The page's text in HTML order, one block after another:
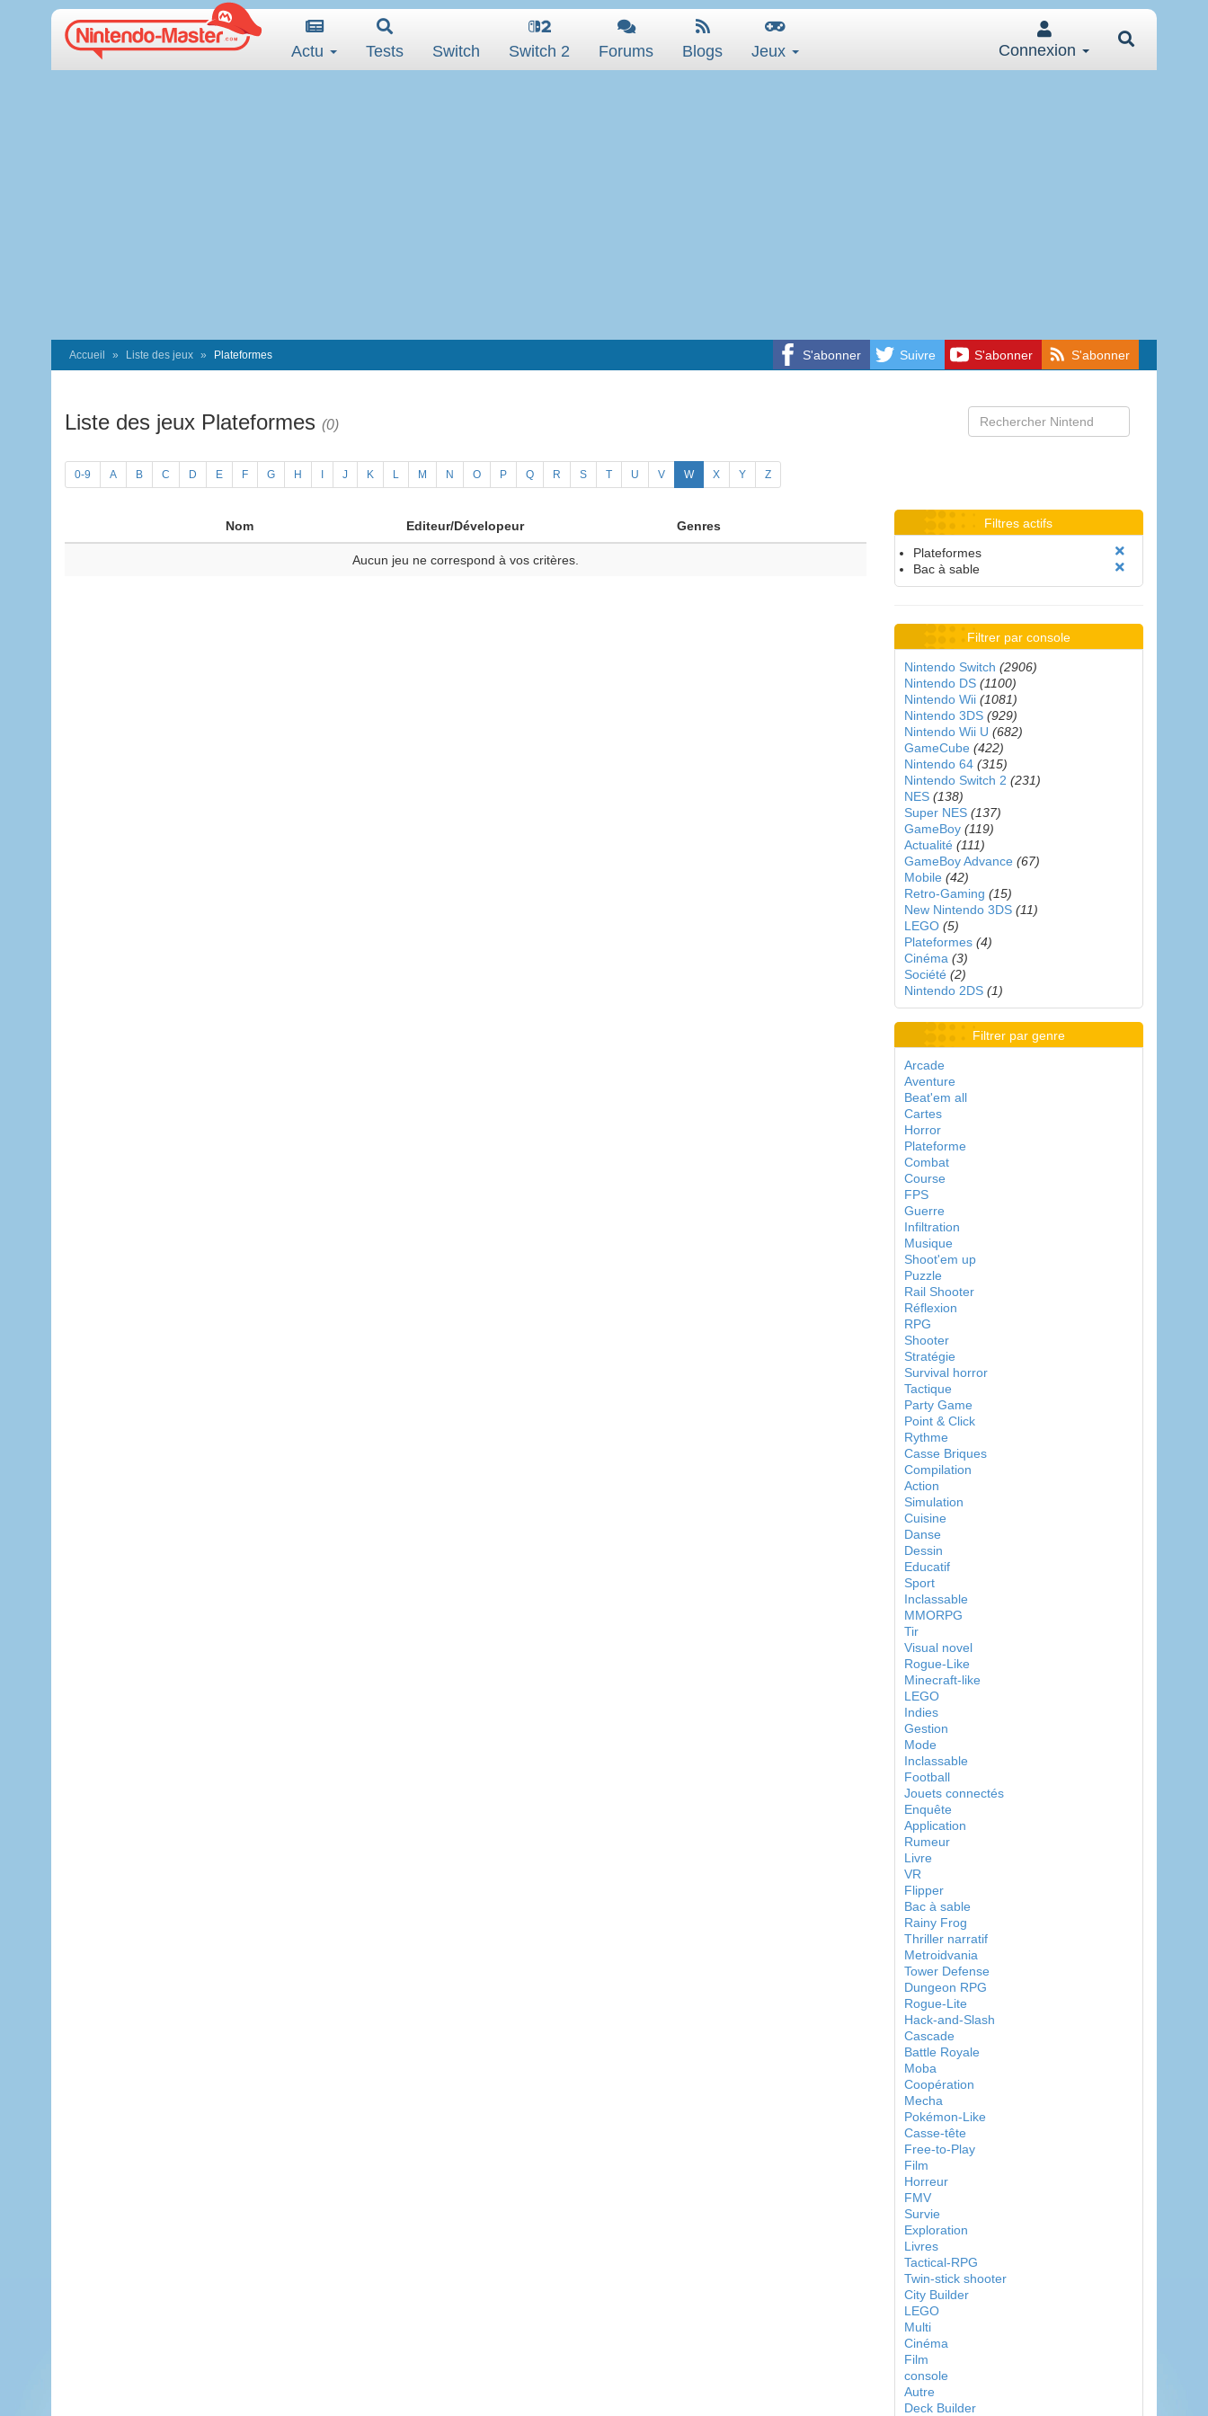
Actu Tests Switch Switch 2 Forums Blogs Jeux Connexion
S'abonner Suivre S'abonner S'abonner
Accueil Liste des jeux Plateformes
Liste des jeux Plateformes (0)
0-9 A B C D E F G H J K L M N O P Q R S T U V W X Y Z
Nom Editeur/Dévelopeur Genres
Aucun jeu ne correspond à vos critères.
Filtres actifs
Plateformes
Bac à sable
Filtrer par console
Nintendo Switch (2906)
Nintendo DS (1100)
Nintendo Wii (1081)
Nintendo 3DS (929)
Nintendo Wii U (682)
GameCube (422)
Nintendo 64 (315)
Nintendo Switch 2 (231)
NES (138)
Super NES (137)
GameBoy (119)
Actualité (111)
GameBoy Advance (67)
Mobile (42)
Retro-Gaming (15)
New Nintendo 3DS (11)
LEGO (5)
Plateformes (4)
Cinéma (3)
Société (2)
Nintendo 2DS (1)
Filtrer par genre
Arcade
Aventure
Beat'em all
Cartes
Horror
Plateforme
Combat
Course
FPS
Guerre
Infiltration
Musique
Shoot'em up
Puzzle
Rail Shooter
Réflexion
RPG
Shooter
Stratégie
Survival horror
Tactique
Party Game
Point & Click
Rythme
Casse Briques
Compilation
Action
Simulation
Cuisine
Danse
Dessin
Educatif
Sport
Inclassable
MMORPG
Tir
Visual novel
Rogue-Like
Minecraft-like
LEGO
Indies
Gestion
Mode
Inclassable
Football
Jouets connectés
Enquête
Application
Rumeur
Livre
VR
Flipper
Bac à sable
Rainy Frog
Thriller narratif
Metroidvania
Tower Defense
Dungeon RPG
Rogue-Lite
Hack-and-Slash
Cascade
Battle Royale
Moba
Coopération
Mecha
Pokémon-Like
Casse-tête
Free-to-Play
Film
Horreur
FMV
Survie
Exploration
Livres
Tactical-RPG
Twin-stick shooter
City Builder
LEGO
Multi
Cinéma
Film
console
Autre
Deck Builder